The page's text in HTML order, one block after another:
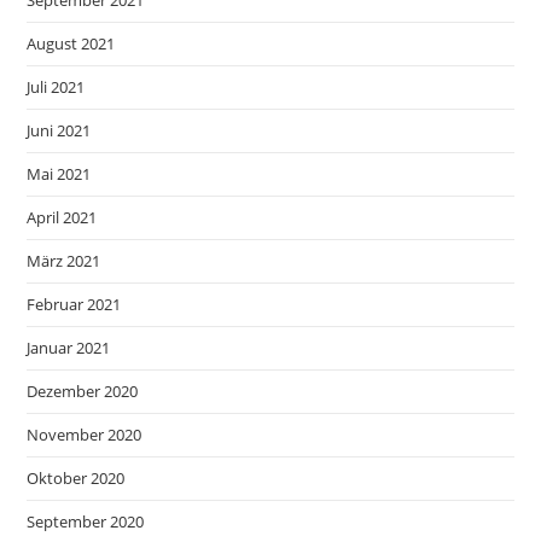
August 2021
Juli 2021
Juni 2021
Mai 2021
April 2021
März 2021
Februar 2021
Januar 2021
Dezember 2020
November 2020
Oktober 2020
September 2020